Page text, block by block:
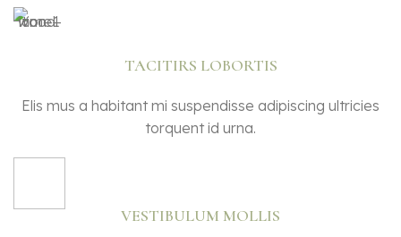
TACITIRS LOBORTIS
Elis mus a habitant mi suspendisse adipiscing ultricies
torquent id urna.
VESTIBULUM MOLLIS